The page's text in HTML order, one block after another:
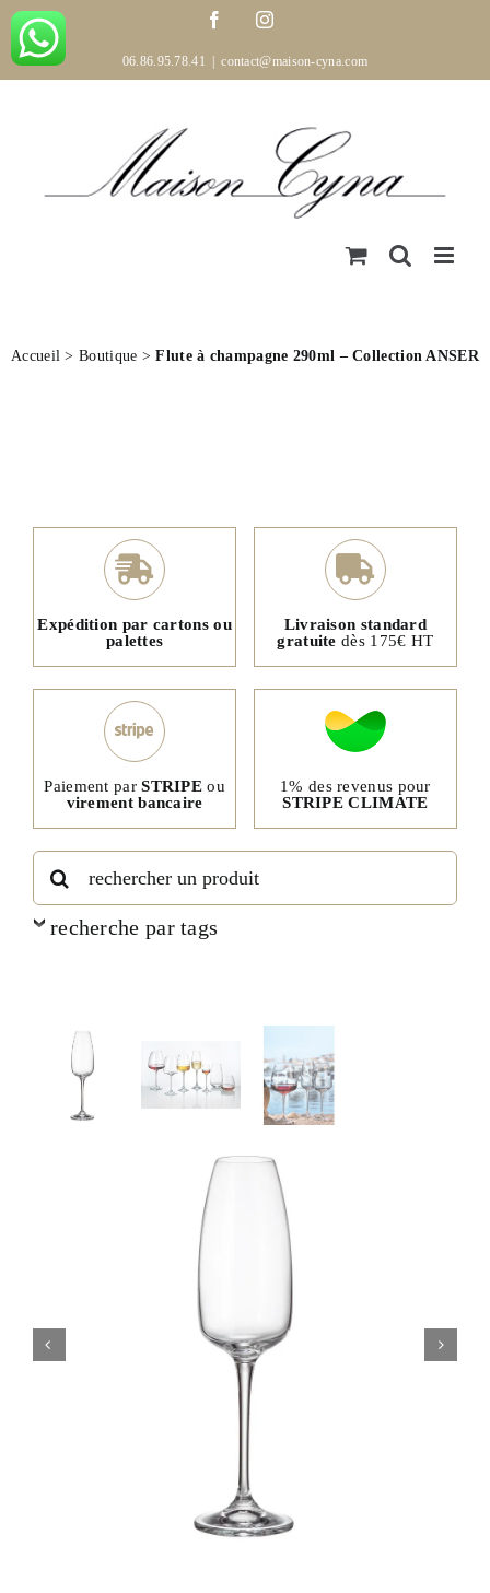
Passer
au
contenu
FacebookInstagram
06.86.95.78.41 contact@maison-cyna.com
Accueil >Boutique >Flute à champagne 290ml – Collection ANSER
Expédition par cartons ou
palettes
Livraison standard
gratuite dès 175€ HT
Paiement parSTRIPE ou
virement bancaire
1% des revenus pour
STRIPE CLIMATE
Rechercher:
recherche par tags